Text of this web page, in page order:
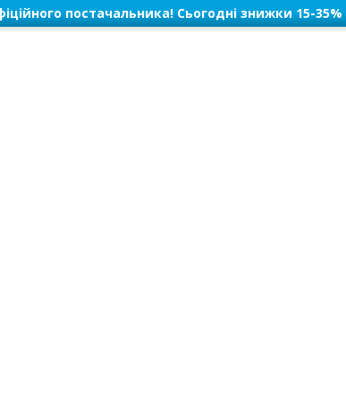
постачальника! Сьогодні знижки 15-35%